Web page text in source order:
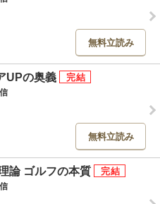
無料立読み
UPの奥義
無料立読み
論 ゴルフの本質